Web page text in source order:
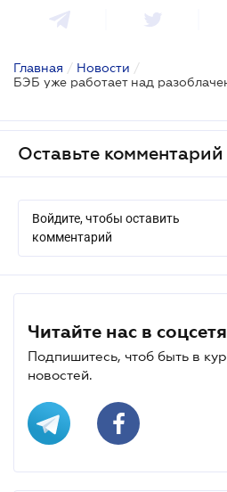
Главная / Новости /
Оставьте комментарий
Войдите, чтобы оставить
комментарий
Читайте нас в
Подпишитесь, чтоб быть в
новостей.